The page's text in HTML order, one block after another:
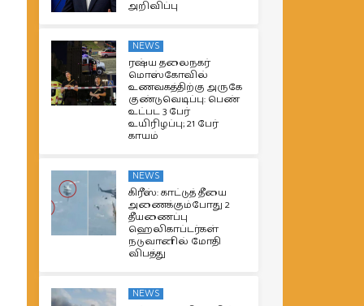
அறிவிப்பு
NEWS
ரஷ்ய தலைநகர்
மொஸ்கோவில்
உணவகத்திற்கு அருகே
குண்டுவெடிப்பு: பெண்
உட்பட 3 பேர்
உயிரிழப்பு; 21 பேர்
காயம்
NEWS
கிரீஸ்: காட்டுத் தீயை
அணைக்கும்போது 2
தீயணைப்பு
ஹெலிகாப்டர்கள்
நடுவானில் மோதி
விபத்து
NEWS